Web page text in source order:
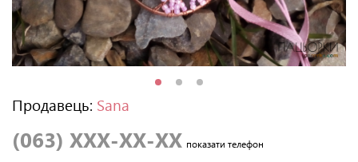
Продавець: Sana
(063) XXX-XX-XX показати телефон